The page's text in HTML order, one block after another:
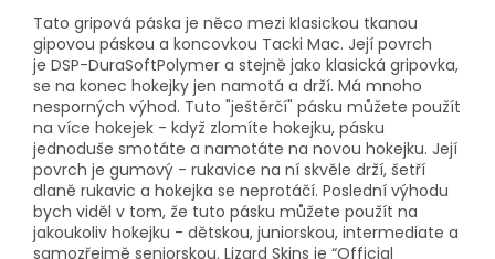
Tato gripová páska je něco mezi klasickou tkanou
gipovou páskou a koncovkou Tacki Mac. Její povrch
je DSP-DuraSoftPolymer a stejně jako klasická gripovka,
se na konec hokejky jen namotá a drží. Má mnoho
nesporných výhod. Tuto "ještěrčí" pásku můžete použít
na více hokejek - když zlomíte hokejku, pásku
jednoduše smotáte a namotáte na novou hokejku. Její
povrch je gumový - rukavice na ní skvěle drží, šetří
dlaně rukavic a hokejka se neprotáčí. Poslední výhodu
bych viděl v tom, že tuto pásku můžete použít na
jakoukoliv hokejku - dětskou, juniorskou, intermediate a
samozřejmě seniorskou. Lizard Skins je “Official